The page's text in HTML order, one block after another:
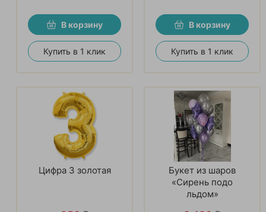
В корзину
Купить в 1 клик
В корзину
Купить в 1 клик
Цифра 3 золотая
Букет из шаров
«Сирень подо
льдом»